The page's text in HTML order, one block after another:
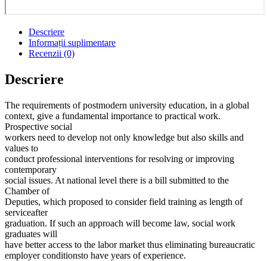
Descriere
Informații suplimentare
Recenzii (0)
Descriere
The requirements of postmodern university education, in a global
context, give a fundamental importance to practical work.
Prospective social
workers need to develop not only knowledge but also skills and
values to
conduct professional interventions for resolving or improving
contemporary
social issues. At national level there is a bill submitted to the
Chamber of
Deputies, which proposed to consider field training as length of
serviceafter
graduation. If such an approach will become law, social work
graduates will
have better access to the labor market thus eliminating bureaucratic
employer conditionsto have years of experience.